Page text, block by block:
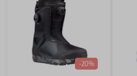
-20%